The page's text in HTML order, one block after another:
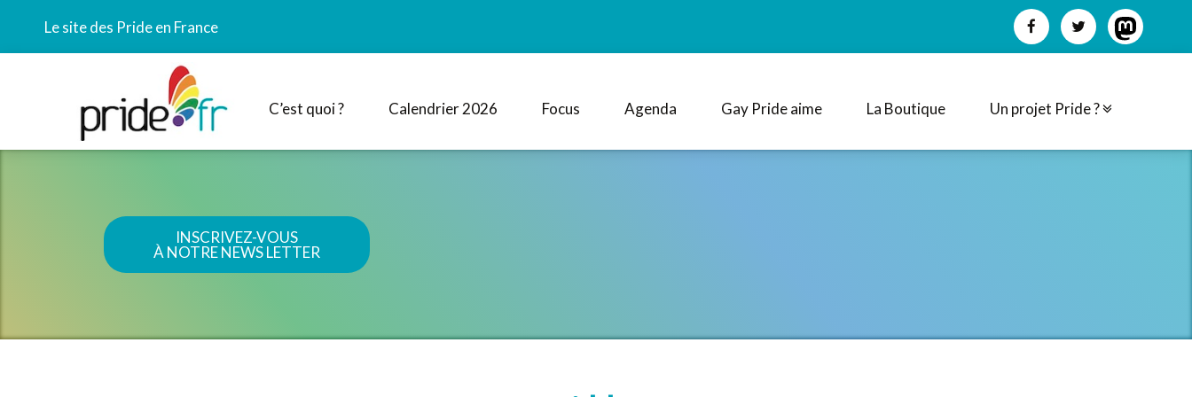
Le site des Pride en France
C’est quoi ? Calendrier 2026 Focus Agenda Gay Pride aime La Boutique Un projet Pride ?
INSCRIVEZ-VOUS
À NOTRE NEWS LETTER